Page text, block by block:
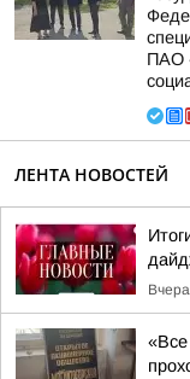
ПАО
ЛЕНТА НОВОСТЕЙ